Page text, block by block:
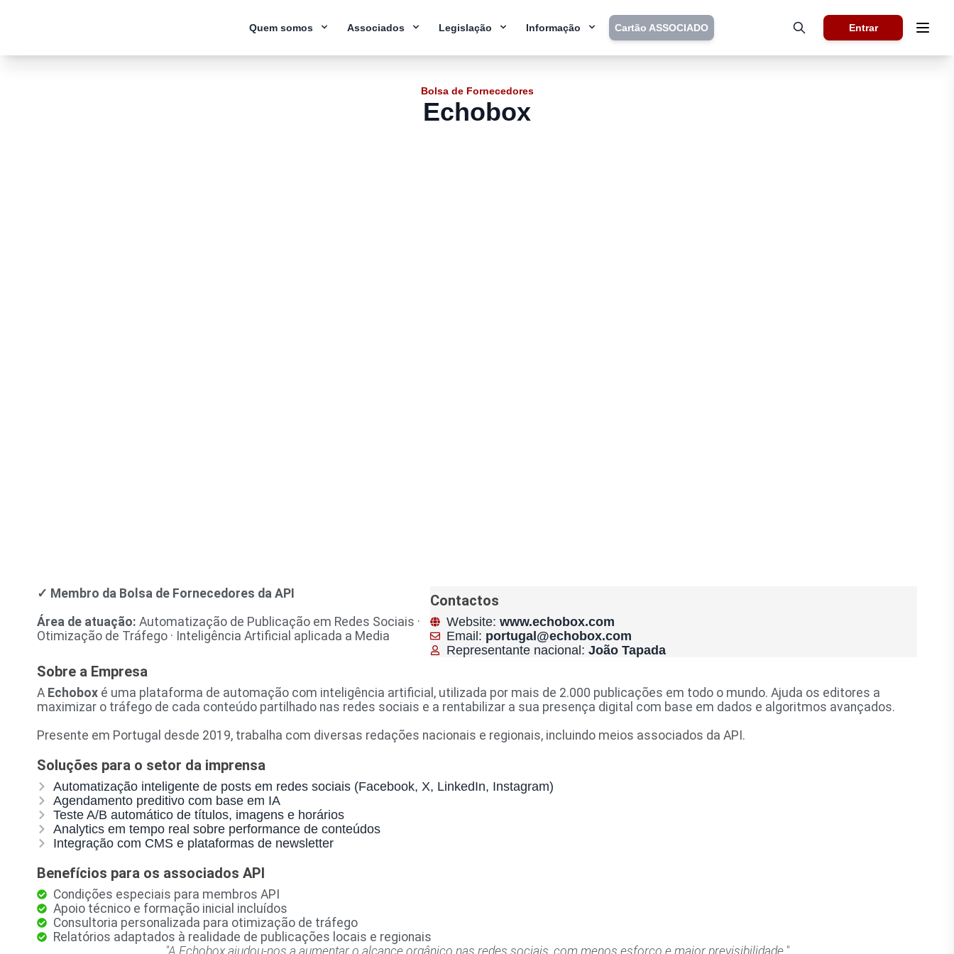
Quem somos Associados Legislação Informação Cartão ASSOCIADO Entrar
Bolsa de Fornecedores
Echobox
✓ Membro da Bolsa de Fornecedores da API
Área de atuação: Automatização de Publicação em Redes Sociais ·
Otimização de Tráfego · Inteligência Artificial aplicada a Media
Contactos
Website: www.echobox.com
Email: portugal@echobox.com
Representante nacional: João Tapada
Sobre a Empresa
A Echobox é uma plataforma de automação com inteligência artificial, utilizada por mais de 2.000 publicações em todo o mundo. Ajuda os editores a
maximizar o tráfego de cada conteúdo partilhado nas redes sociais e a rentabilizar a sua presença digital com base em dados e algoritmos avançados.
Presente em Portugal desde 2019, trabalha com diversas redações nacionais e regionais, incluindo meios associados da API.
Soluções para o setor da imprensa
Automatização inteligente de posts em redes sociais (Facebook, X, LinkedIn, Instagram)
Agendamento preditivo com base em IA
Teste A/B automático de títulos, imagens e horários
Analytics em tempo real sobre performance de conteúdos
Integração com CMS e plataformas de newsletter
Benefícios para os associados API
Condições especiais para membros API
Apoio técnico e formação inicial incluídos
Consultoria personalizada para otimização de tráfego
Relatórios adaptados à realidade de publicações locais e regionais
"A Echobox ajudou-nos a aumentar o alcance orgânico nas redes sociais, com menos esforço e maior previsibilidade."